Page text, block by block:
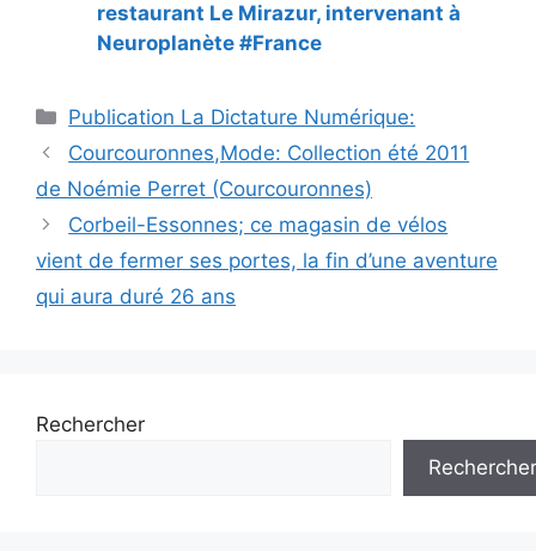
restaurant Le Mirazur, intervenant à
Neuroplanète #France
Catégories
Publication La Dictature Numérique:
Courcouronnes,Mode: Collection été 2011
de Noémie Perret (Courcouronnes)
Corbeil-Essonnes; ce magasin de vélos
vient de fermer ses portes, la fin d’une aventure
qui aura duré 26 ans
Rechercher
Rechercher